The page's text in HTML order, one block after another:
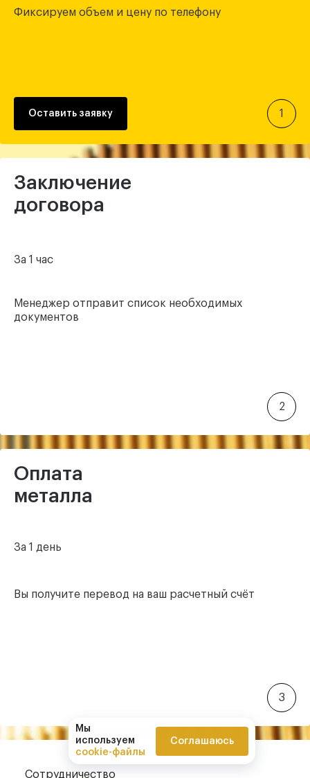
Фиксируем объем и цену по телефону
Оставить заявку 1
Заключение
договора
За 1 час
Менеджер отправит список необходимых
документов
2
Оплата
металла
За 1 день
Вы получите перевод на ваш расчетный счёт
3
Сотрудничество
Мы
используем
cookie-файлы
Соглашаюсь